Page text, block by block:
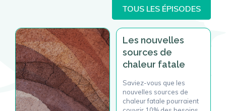
TOUS LES ÉPISODES
Les nouvelles
sources de
chaleur fatale
Saviez-vous que les
nouvelles sources de
chaleur fatale pourraient